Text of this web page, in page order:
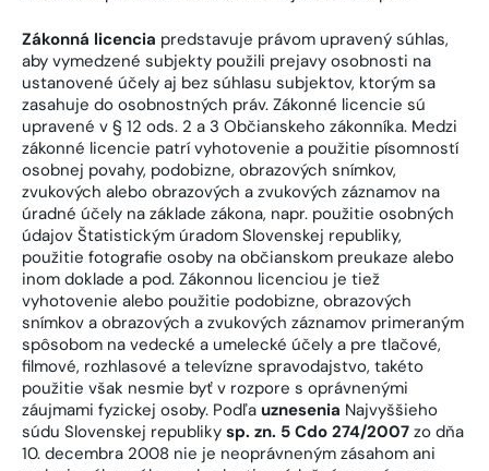
Zákonná licencia predstavuje právom upravený súhlas,
aby vymedzené subjekty použili prejavy osobnosti na
ustanovené účely aj bez súhlasu subjektov, ktorým sa
zasahuje do osobnostných práv. Zákonné licencie sú
upravené v § 12 ods. 2 a 3 Občianskeho zákonníka. Medzi
zákonné licencie patrí vyhotovenie a použitie písomností
osobnej povahy, podobizne, obrazových snímkov,
zvukových alebo obrazových a zvukových záznamov na
úradné účely na základe zákona, napr. použitie osobných
údajov Štatistickým úradom Slovenskej republiky,
použitie fotografie osoby na občianskom preukaze alebo
inom doklade a pod. Zákonnou licenciou je tiež
vyhotovenie alebo použitie podobizne, obrazových
snímkov a obrazových a zvukových záznamov primeraným
spôsobom na vedecké a umelecké účely a pre tlačové,
filmové, rozhlasové a televízne spravodajstvo, takéto
použitie však nesmie byť v rozpore s oprávnenými
záujmami fyzickej osoby. Podľa uznesenia Najvyššieho
súdu Slovenskej republiky sp. zn. 5 Cdo 274/2007 zo dňa
10. decembra 2008 nie je neoprávneným zásahom ani